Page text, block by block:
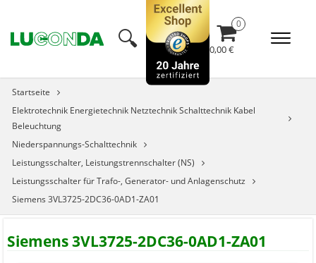
🔍︎ 0,00 €
Startseite
Elektrotechnik Energietechnik Netztechnik Schalttechnik Kabel
Beleuchtung
Niederspannungs-Schalttechnik
Leistungsschalter, Leistungstrennschalter (NS)
Leistungsschalter für Trafo-, Generator- und Anlagenschutz
Siemens 3VL3725-2DC36-0AD1-ZA01
Siemens 3VL3725-2DC36-0AD1-ZA01